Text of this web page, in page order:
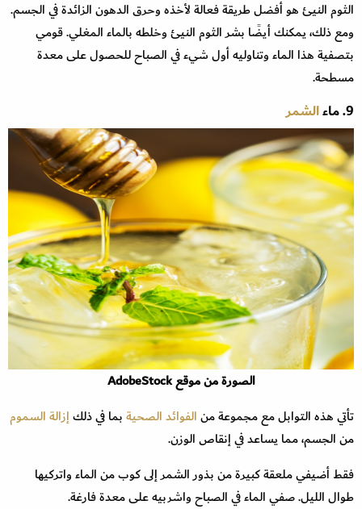
الثوم النيئ هو أفضل طريقة فعالة لأخذه وحرق الدهون الزائدة في الجسم.
ومع ذلك، يمكنك أيضًا بشر الثوم النيئ وخلطه بالماء المغلي. قومي
بتصفية هذا الماء وتناوليه أول شيء في الصباح للحصول على معدة
مسطحة.
9. ماء الشمر
الصورة من موقع AdobeStock
تأتي هذه التوابل مع مجموعة منالفوائد الصحيةبما في ذلكإزالة السموم
من الجسم، مما يساعد في إنقاص الوزن.
فقط أضيفي ملعقة كبيرة من بذور الشمر إلى كوب من الماء واتركيها
طوال الليل. صفي الماء في الصباح واشربيه على معدة فارغة.